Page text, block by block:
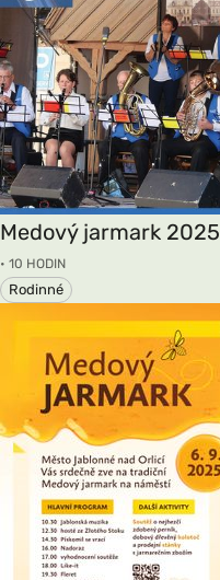
Medový jarmark 2025
• 10 HODIN
Rodinné